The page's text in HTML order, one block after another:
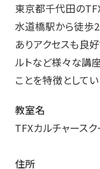
東京都千代田の
水道橋駅から徒歩
ありアクセスも良
ルトなど様々な講
ことを特徴としてい
教室名
TFXカルチャース
住所